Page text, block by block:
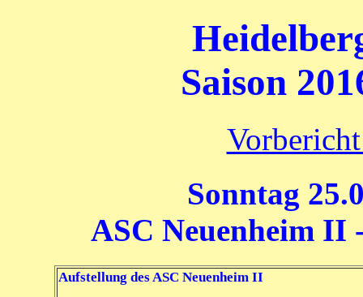
Saison
Sonntag
ASC Neuenheim II
Aufstellung des ASC Neuenheim II